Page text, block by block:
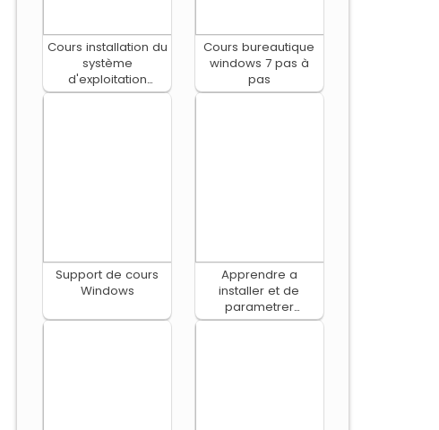
Cours installation du
système
d'exploitation
Windows
Cours bureautique
windows 7 pas à
pas
Support de cours
Windows
Apprendre a
installer et de
parametrer
WampServer dans